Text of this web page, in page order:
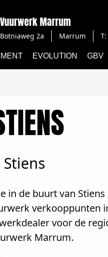
Vuurwerk Marrum
Botniaweg 2a Marrum
EVOLUTION GBV
in de buurt van
verkooppunten
voor de
Marrum.